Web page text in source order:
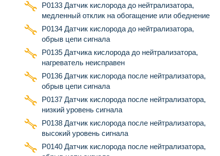
Р0133 Датчик кислорода до нейтрализатора,
медленный отклик на обогащение или обеднение
Р0134 Датчик кислорода до нейтрализатора,
обрыв цепи сигнала
Р0135 Датчика кислорода до нейтрализатора,
нагреватель неисправен
Р0136 Датчик кислорода после нейтрализатора,
обрыв цепи сигнала
Р0137 Датчик кислорода после нейтрализатора,
низкий уровень сигнала
Р0138 Датчик кислорода после нейтрализатора,
высокий уровень сигнала
Р0140 Датчик кислорода после нейтрализатора,